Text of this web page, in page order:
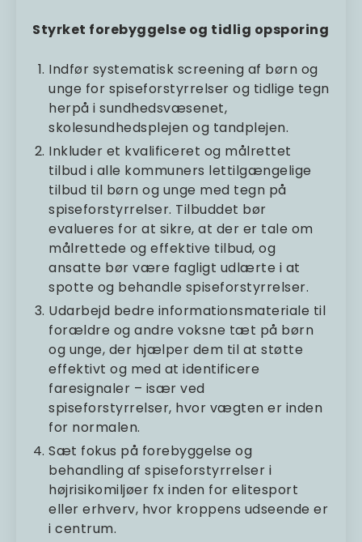
Styrket forebyggelse og tidlig opsporing
Indfør systematisk screening af børn og
unge for spiseforstyrrelser og tidlige tegn
herpå i sundhedsvæsenet,
skolesundhedsplejen og tandplejen.
Inkluder et kvalificeret og målrettet
tilbud i alle kommuners lettilgængelige
tilbud til børn og unge med tegn på
spiseforstyrrelser. Tilbuddet bør
evalueres for at sikre, at der er tale om
målrettede og effektive tilbud, og
ansatte bør være fagligt udlærte i at
spotte og behandle spiseforstyrrelser.
Udarbejd bedre informationsmateriale til
forældre og andre voksne tæt på børn
og unge, der hjælper dem til at støtte
effektivt og med at identificere
faresignaler – især ved
spiseforstyrrelser, hvor vægten er inden
for normalen.
Sæt fokus på forebyggelse og
behandling af spiseforstyrrelser i
højrisikomiljøer fx inden for elitesport
eller erhverv, hvor kroppens udseende er
i centrum.